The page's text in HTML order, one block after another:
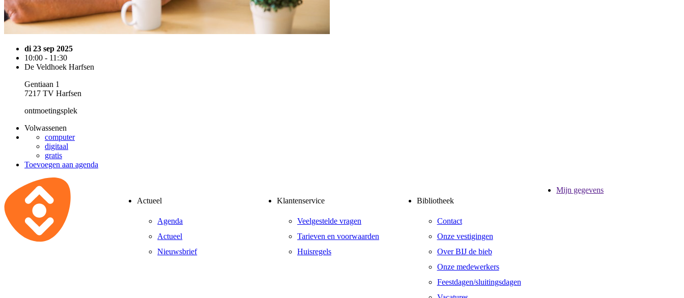
di 23 sep 2025
10:00 - 11:30
De Veldhoek Harfsen
Gentiaan 1
7217 TV Harfsen
ontmoetingsplek
Volwassenen
computer
digitaal
gratis
Toevoegen aan agenda
Actueel
Agenda
Actueel
Nieuwsbrief
Klantenservice
Veelgestelde vragen
Tarieven en voorwaarden
Huisregels
Bibliotheek
Contact
Onze vestigingen
Over BIJ de bieb
Onze medewerkers
Feestdagen/sluitingsdagen
Mijn gegevens